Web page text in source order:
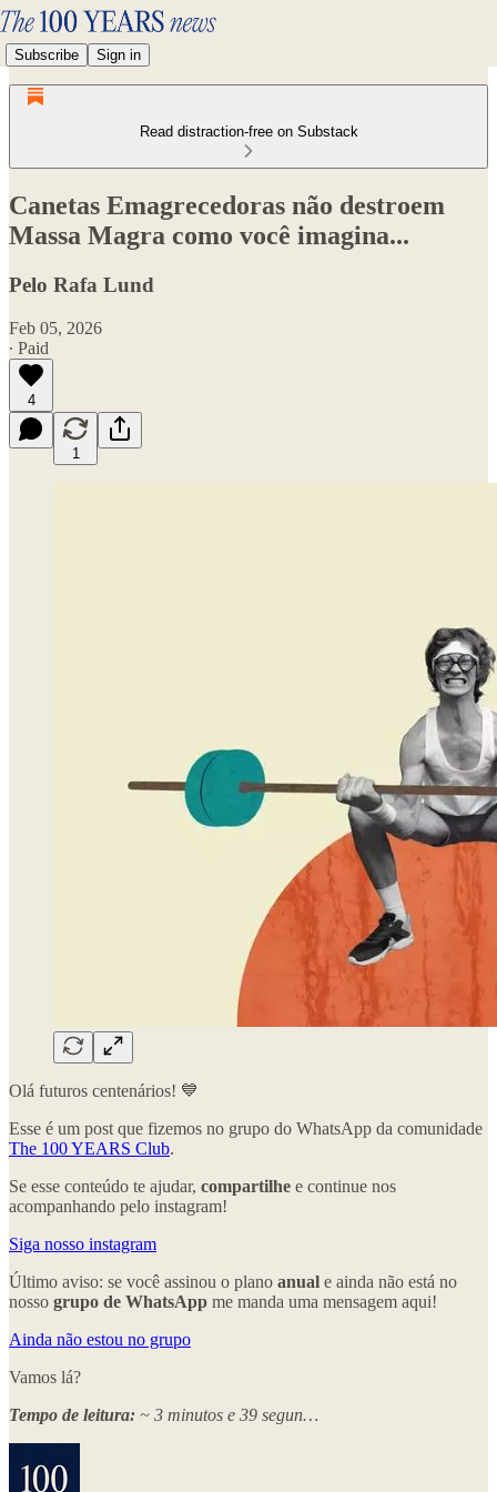
Subscribe Sign in
Read distraction-free on Substack
Canetas Emagrecedoras não destroem
Massa Magra como você imagina...
Pelo Rafa Lund
Feb 05, 2026
∙ Paid
4
1
Olá futuros centenários! 💙
Esse é um post que fizemos no grupo do WhatsApp da comunidade
The 100 YEARS Club.
Se esse conteúdo te ajudar, compartilhe e continue nos
acompanhando pelo instagram!
Siga nosso instagram
Último aviso: se você assinou o plano anual e ainda não está no
nosso grupo de WhatsApp me manda uma mensagem aqui!
Ainda não estou no grupo
Vamos lá?
Tempo de leitura: ~ 3 minutos e 39 segun…